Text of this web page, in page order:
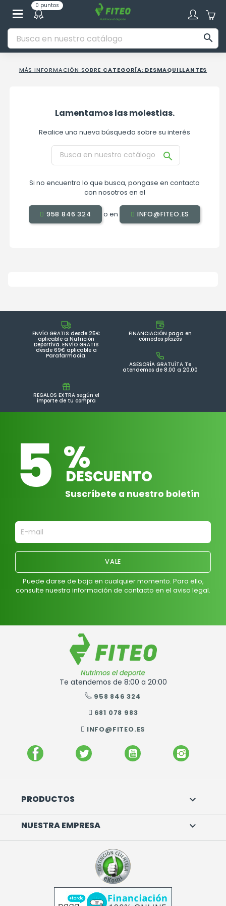
0 puntos

MÁS INFORMACIÓN SOBRE CATEGORÍA: DESMAQUILLANTES
Lamentamos las molestias.
Realice una nueva búsqueda sobre su interés

Si no encuentra lo que busca, pongase en contacto
con nosotros en el
958 846 324 o en INFO@FITEO.ES
ENVÍO GRATIS desde 25€
aplicable a Nutrición
Deportiva. ENVÍO GRATIS
desde 69€ aplicable a
Parafarmacia.
FINANCIACIÓN paga en
cómodos plazos
ASESORÍA GRATUÍTA Te
atendemos de 8.00 a 20.00
REGALOS EXTRA según el
importe de tu compra
5 %
DESCUENTO
Suscríbete a nuestro boletín
Puede darse de baja en cualquier momento. Para ello,
consulte nuestra información de contacto en el aviso legal.
Te atendemos de 8:00 a 20:00
958 846 324
681 078 983
INFO@FITEO.ES
FACEBOOK TWITTER YOUTUBE
PRODUCTOS 
NUESTRA EMPRESA 